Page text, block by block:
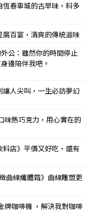
春車城的古早味，料多
百宴，清爽的傳統滋味
外公：雖然你的時間停止
邊陪伴我吧。
人尖叫，一生必訪夢幻
味熱巧克力，用心實在的
店》平價又好吃，還有
曲線纖體霜》曲線雕塑更
牌咖啡機 ，解決我對咖啡